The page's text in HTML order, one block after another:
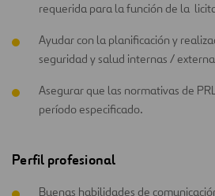
requerida para la función de la
Ayudar con la planificación y
seguridad y salud internas /
Asegurar que las normativas de
período especificado.
Perfil profesional
Buenas habilidades de